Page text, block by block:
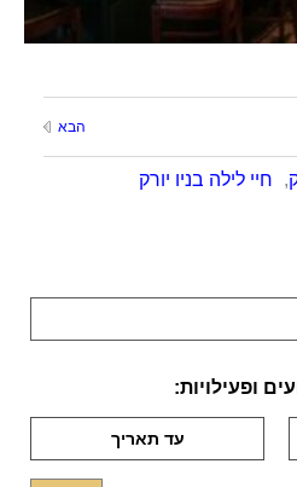
הבא
, חיי לילה בניו יורק
ופעילויות: